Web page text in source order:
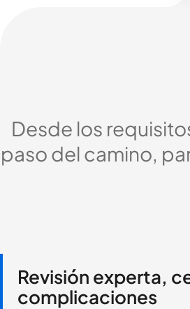
Desde los
paso del camino,
Revisión experta,
complicaciones